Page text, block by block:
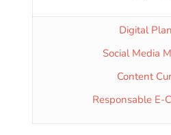
Digital
Social Media
Content
Responsable E-